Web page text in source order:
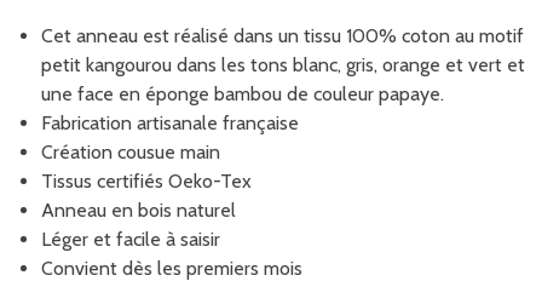
Cet anneau est réalisé dans un tissu 100% coton au motif
petit kangourou dans les tons blanc, gris, orange et vert et
une face en éponge bambou de couleur papaye.
Fabrication artisanale française
Création cousue main
Tissus certifiés Oeko-Tex
Anneau en bois naturel
Léger et facile à saisir
Convient dès les premiers mois